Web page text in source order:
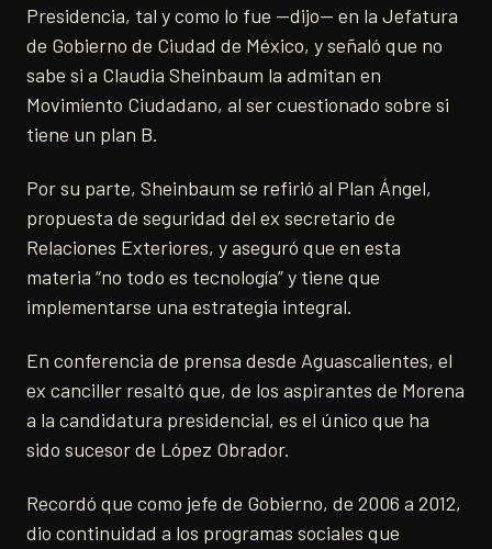
Presidencia, tal y como lo fue —dijo— en la Jefatura
de Gobierno de Ciudad de México, y señaló que no
sabe si a Claudia Sheinbaum la admitan en
Movimiento Ciudadano, al ser cuestionado sobre si
tiene un plan B.
Por su parte, Sheinbaum se refirió al Plan Ángel,
propuesta de seguridad del ex secretario de
Relaciones Exteriores, y aseguró que en esta
materia “no todo es tecnología” y tiene que
implementarse una estrategia integral.
En conferencia de prensa desde Aguascalientes, el
ex canciller resaltó que, de los aspirantes de Morena
a la candidatura presidencial, es el único que ha
sido sucesor de López Obrador.
Recordó que como jefe de Gobierno, de 2006 a 2012,
dio continuidad a los programas sociales que